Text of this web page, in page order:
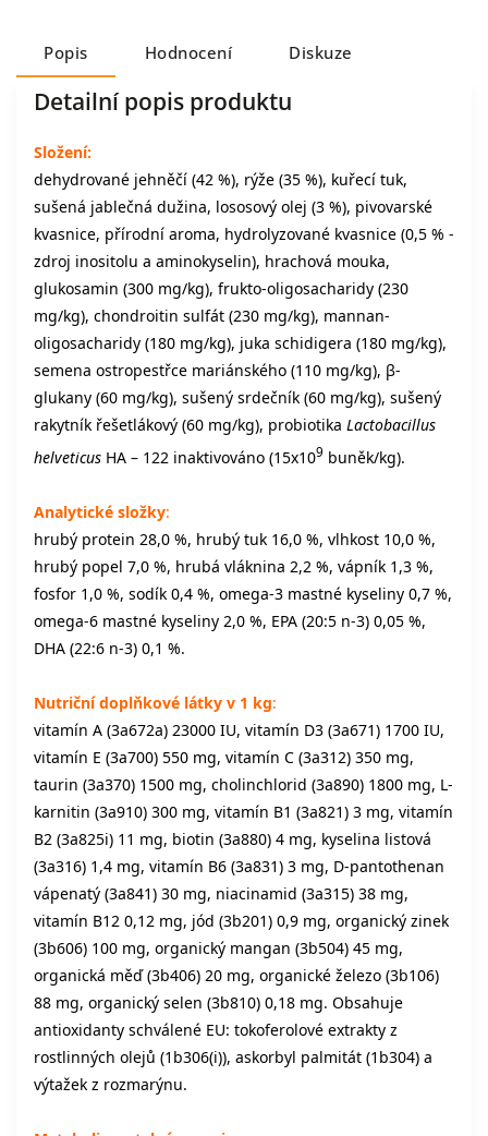
Popis Hodnocení Diskuze
Detailní popis produktu
Složení:
dehydrované jehněčí (42 %), rýže (35 %), kuřecí tuk,
sušená jablečná dužina, lososový olej (3 %), pivovarské
kvasnice, přírodní aroma, hydrolyzované kvasnice (0,5 % -
zdroj inositolu a aminokyselin), hrachová mouka,
glukosamin (300 mg/kg), frukto-oligosacharidy (230
mg/kg), chondroitin sulfát (230 mg/kg), mannan-
oligosacharidy (180 mg/kg), juka schidigera (180 mg/kg),
semena ostropestřce mariánského (110 mg/kg), β-
glukany (60 mg/kg), sušený srdečník (60 mg/kg), sušený
rakytník řešetlákový (60 mg/kg), probiotika Lactobacillus
helveticus HA – 122 inaktivováno (15x109 buněk/kg).
Analytické složky:
hrubý protein 28,0 %, hrubý tuk 16,0 %, vlhkost 10,0 %,
hrubý popel 7,0 %, hrubá vláknina 2,2 %, vápník 1,3 %,
fosfor 1,0 %, sodík 0,4 %, omega-3 mastné kyseliny 0,7 %,
omega-6 mastné kyseliny 2,0 %, EPA (20:5 n-3) 0,05 %,
DHA (22:6 n-3) 0,1 %.
Nutriční doplňkové látky v 1 kg:
vitamín A (3a672a) 23000 IU, vitamín D3 (3a671) 1700 IU,
vitamín E (3a700) 550 mg, vitamín C (3a312) 350 mg,
taurin (3a370) 1500 mg, cholinchlorid (3a890) 1800 mg, L-
karnitin (3a910) 300 mg, vitamín B1 (3a821) 3 mg, vitamín
B2 (3a825i) 11 mg, biotin (3a880) 4 mg, kyselina listová
(3a316) 1,4 mg, vitamín B6 (3a831) 3 mg, D-pantothenan
vápenatý (3a841) 30 mg, niacinamid (3a315) 38 mg,
vitamín B12 0,12 mg, jód (3b201) 0,9 mg, organický zinek
(3b606) 100 mg, organický mangan (3b504) 45 mg,
organická měď (3b406) 20 mg, organické železo (3b106)
88 mg, organický selen (3b810) 0,18 mg. Obsahuje
antioxidanty schválené EU: tokoferolové extrakty z
rostlinných olejů (1b306(i)), askorbyl palmitát (1b304) a
výtažek z rozmarýnu.